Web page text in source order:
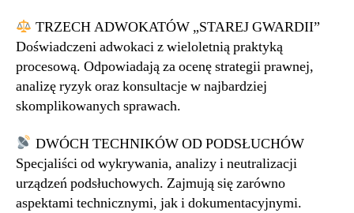
TRZECH ADWOKATÓW „STAREJ GWARDII”
Doświadczeni adwokaci z wieloletnią praktyką
procesową. Odpowiadają za ocenę strategii prawnej,
analizę ryzyk oraz konsultacje w najbardziej
skomplikowanych sprawach.
DWÓCH TECHNIKÓW OD PODSŁUCHÓW
Specjaliści od wykrywania, analizy i neutralizacji
urządzeń podsłuchowych. Zajmują się zarówno
aspektami technicznymi, jak i dokumentacyjnymi.